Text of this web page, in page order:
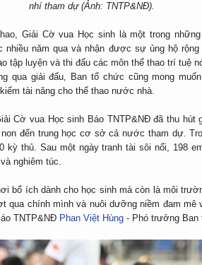
nhí tham dự (Ảnh: TNTP&NĐ).
Giải Cờ vua Học sinh là một trong
năm qua và nhận được sự ủng hộ rộng
tập luyện và thi đấu các môn thể thao trí tuệ
qua giải đấu, Ban tổ chức cũng mong
tài năng cho thể thao nước nhà.
Cờ vua Học sinh Báo TNTP&NĐ đã thu hút
đến trung học cơ sở cả nước tham dự.
kỳ thủ. Sau một ngày tranh tài sôi nổi, 198
nghiêm túc.
bổ ích dành cho học sinh mà còn là môi
qua chính mình và nuôi dưỡng niềm đam mê
TNTP&NĐ Phan Việt Hùng - Phó trưởng Ban